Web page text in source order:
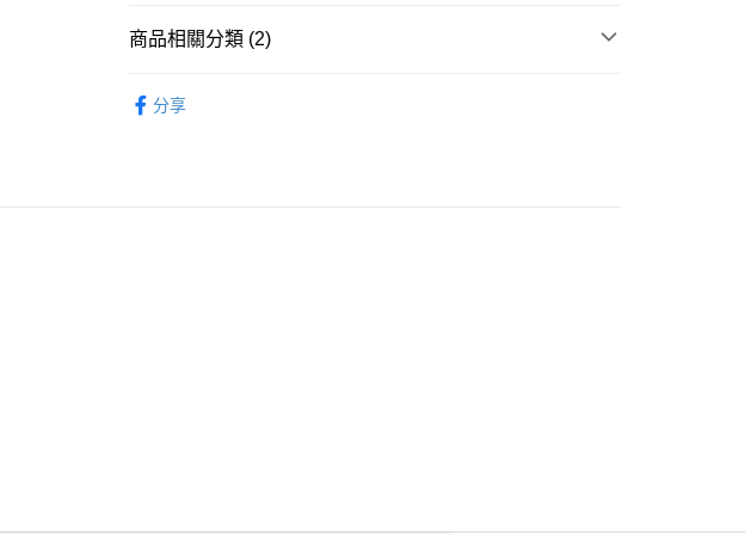
WeChat Pay
送貨方式
商品相關分類 (2)
分享